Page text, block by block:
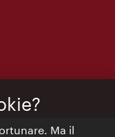
Ma il